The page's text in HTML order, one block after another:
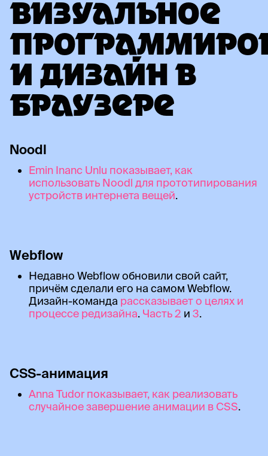
ВИЗУАЛЬНОЕ
И ДИЗАЙН В
БРАУЗЕРЕ
Noodl
Emin Inanc Unlu показывает, как
использовать Noodl для прототипирования
устройств интернета вещей.
Webflow
Недавно Webflow обновили свой сайт,
причём сделали его на самом Webflow.
Дизайн-команда рассказывает о целях и
процессе редизайна. Часть 2 и 3.
CSS-анимация
Anna Tudor показывает, как реализовать
случайное завершение анимации в CSS.